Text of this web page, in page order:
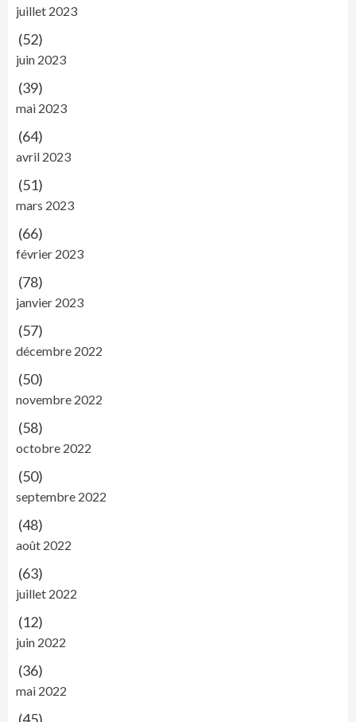
juillet 2023
(52)
juin 2023
(39)
mai 2023
(64)
avril 2023
(51)
mars 2023
(66)
février 2023
(78)
janvier 2023
(57)
décembre 2022
(50)
novembre 2022
(58)
octobre 2022
(50)
septembre 2022
(48)
août 2022
(63)
juillet 2022
(12)
juin 2022
(36)
mai 2022